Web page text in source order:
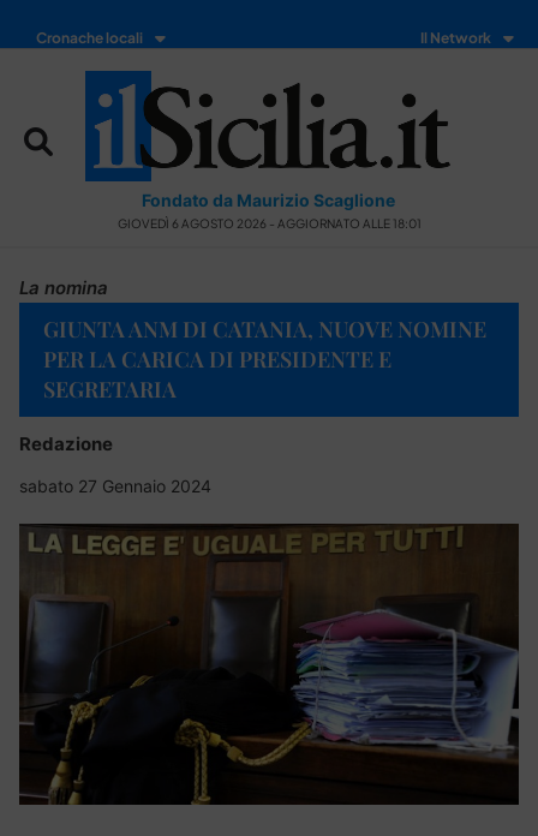
Cronache locali Il Network
Fondato da Maurizio Scaglione
GIOVEDÌ 6 AGOSTO 2026 - AGGIORNATO ALLE 18:01
La nomina
GIUNTA ANM DI CATANIA, NUOVE NOMINE
PER LA CARICA DI PRESIDENTE E
SEGRETARIA
Redazione
sabato 27 Gennaio 2024